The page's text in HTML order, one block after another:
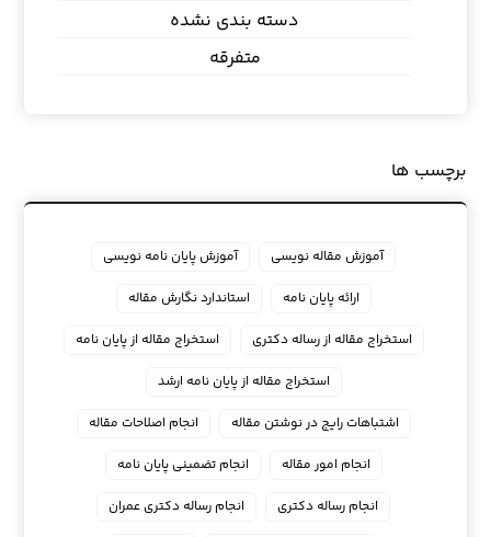
دسته بندی نشده
متفرقه
برچسب ها
آموزش مقاله نویسی
آموزش پایان نامه نویسی
ارائه پایان نامه
استاندارد نگارش مقاله
استخراج مقاله از رساله دکتری
استخراج مقاله از پایان نامه
استخراج مقاله از پایان نامه ارشد
اشتباهات رایج در نوشتن مقاله
انجام اصلاحات مقاله
انجام امور مقاله
انجام تضمینی پایان نامه
انجام رساله دکتری
انجام رساله دکتری عمران